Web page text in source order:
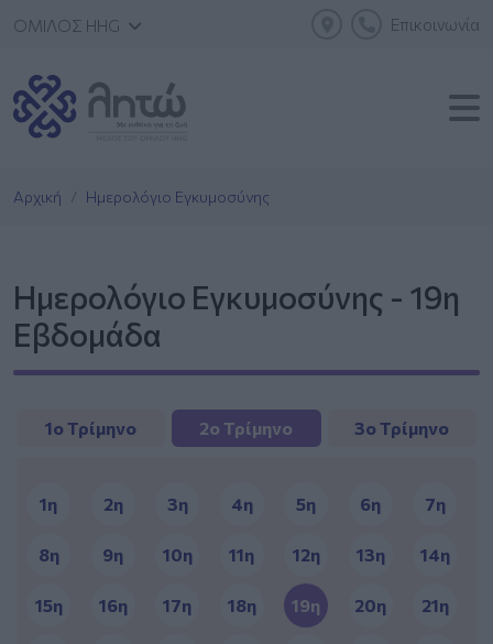
ΟΜΙΛΟΣ HHG Επικοινωνία
Αρχική Ημερολόγιο Εγκυμοσύνης
Ημερολόγιο Εγκυμοσύνης - 19η
Εβδομάδα
1ο Τρίμηνο 2ο Τρίμηνο 3ο Τρίμηνο
1η 2η 3η 4η 5η 6η 7η
8η 9η 10η 11η 12η 13η 14η
15η 16η 17η 18η 19η 20η 21η